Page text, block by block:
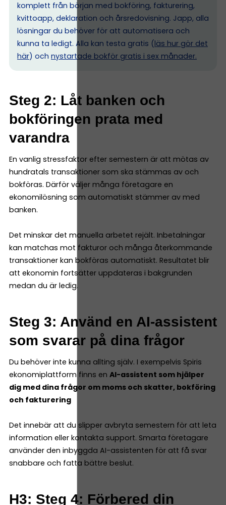
komplett från början med bokföring, fakturering,
kvittoapp, deklaration och årsredovisning. Japp, alla
lösningar du behöver för att automatisera och
kunna ta ledigt. Alla kan testa gratis (läs hur gör det
här) och nystartade bokför gratis i sex månader.
Steg 2: Låt banken och
bokföringen prata med
varandra
En vanlig stressfaktor efter semestern är att mötas av
hundratals transaktioner som ska stämmas av och
bokföras. Därför väljer många företagare en
ekonomilösning som automatiskt stämmer av med
banken.
Det minskar det manuella arbetet rejält. Inbetalningar
kan matchas mot fakturor och många återkommande
transaktioner kan bokföras automatiskt. Resultatet blir
att ekonomin fortsätter uppdateras i bakgrunden
medan du är ledig.
Steg 3: Använd en AI-assistent
som svarar på dina frågor
Du behöver inte kunna allting själv. I exempelvis Spiris
ekonomiplattform finns en AI-assistent som hjälper
dig med dina frågor om moms och skatter, bokföring
och fakturering
Det innebär att du slipper avbryta semestern för att leta
information eller kontakta support. Smarta företagare
använder den inbyggda AI-assistenten för att få svar
snabbare och fatta bättre beslut.
H3: Steg 4: Förbered din